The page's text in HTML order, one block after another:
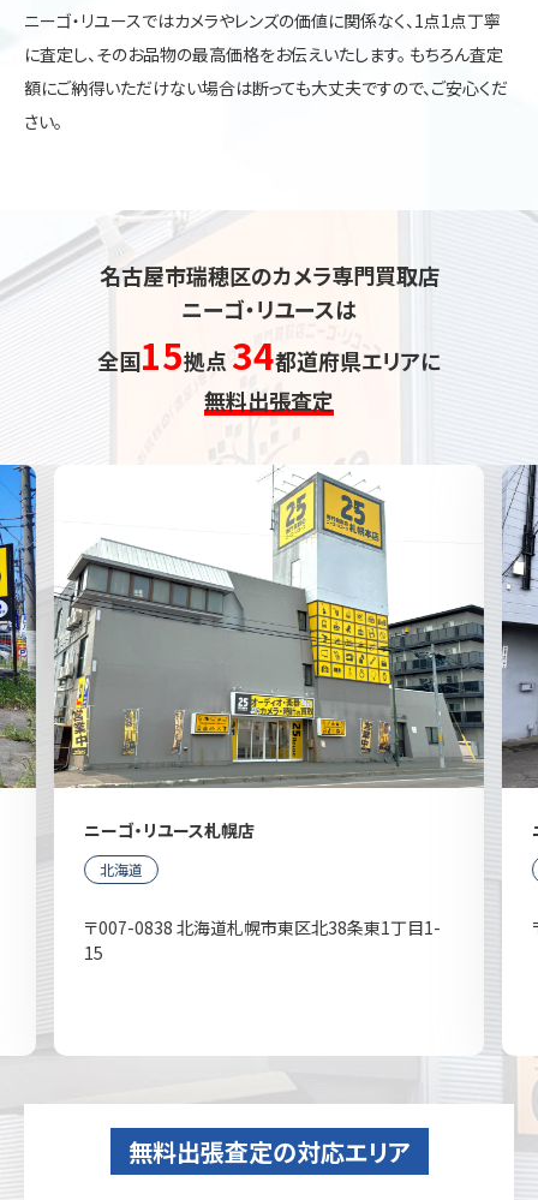
ニーゴ・リユースではカメラやレンズの価値に関係なく、1点1点丁寧
に査定し、そのお品物の最高価格をお伝えいたします。 もちろん査定
額にご納得いただけない場合は断っても大丈夫ですので、ご安心くだ
さい。
名古屋市瑞穂区のカメラ専門買取店
ニーゴ・リユースは
全国15拠点 34都道府県エリアに
無料出張査定
ニーゴ・リユース札幌店
北海道
〒007-0838 北海道札幌市東区北38条東1丁目1-
15
無料出張査定の対応エリア